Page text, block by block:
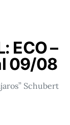
ECO –
09/08
Schubert